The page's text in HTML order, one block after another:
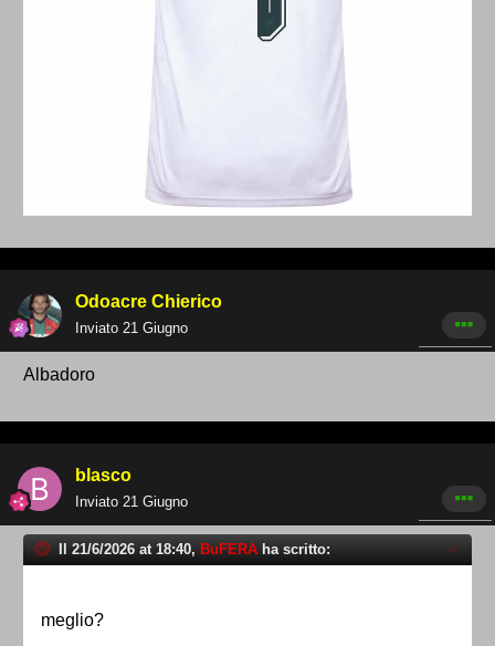
Odoacre Chierico
Inviato 21 Giugno
Albadoro
blasco
Inviato 21 Giugno
Il 21/6/2026 at 18:40, BuFERA ha scritto:
meglio?